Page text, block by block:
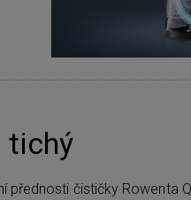
tichý
přednosti čističky Rowenta